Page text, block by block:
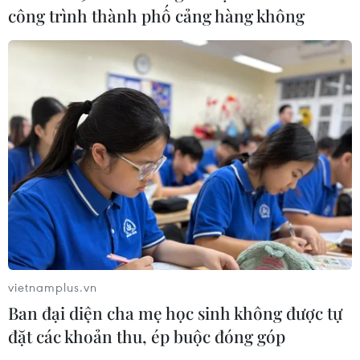
Xã Tây Giang khai mạc Ngày hội văn
hóa Cơ Tu lần thứ 1
06/08/2026 10:38
Chiêm ngưỡng vẻ đẹp kỳ vĩ
trên cung đường ven biển Khánh
Hòa
06/08/2026 09:40
NAPAS, BIDV và Weixin Pay mở rộng
thanh toán QR Việt Nam-Trung
Quốc
06/08/2026 07:34
công trình thành phố cảng hàng không
vietnamplus.vn
Ban đại diện cha mẹ học sinh không được tự
đặt các khoản thu, ép buộc đóng góp